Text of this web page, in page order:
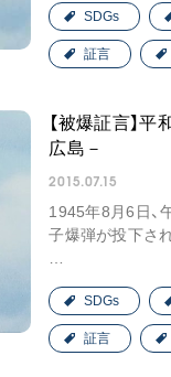
SDGs
証言
【被爆証言】
広島－
2015.07.15
1945年8月6日、
子爆弾が投下さ
…
SDGs
証言